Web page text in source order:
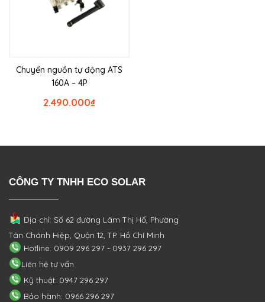
Chuyển nguồn tự động ATS
160A – 4P
₫
2.490.000
CÔNG TY TNHH ECO SOLAR
Địa chỉ: Số 62 đường Lâm Thị Hố, Phường
Tân Chánh Hiệp, Quận 12, TP. Hồ Chí Minh
Hotline: 0909 296 297 - 0937 296 297
Liên hệ tư vấn
Kỹ thuật: 0947 296 297
Bảo hành: 0966 296 297